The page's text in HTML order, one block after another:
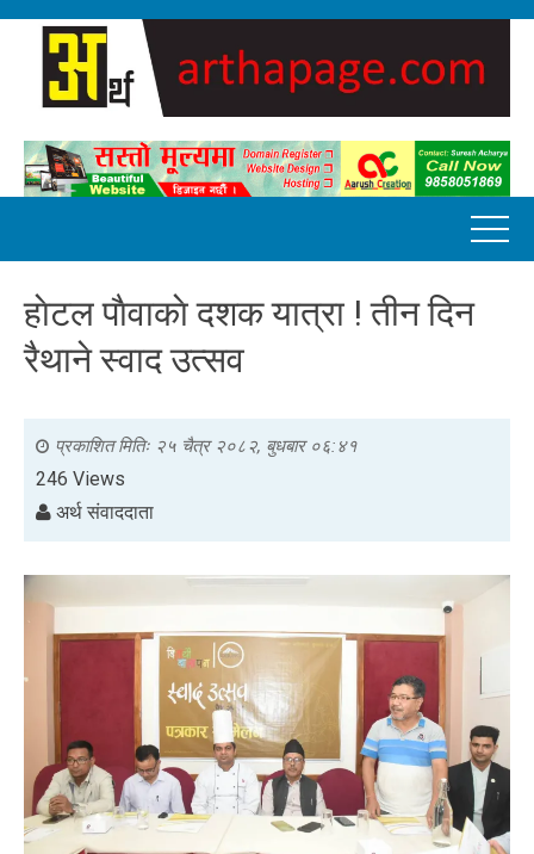
हाेटल पाैवाकाे दशक यात्रा ! तीन दिन
रैथाने स्वाद उत्सव
प्रकाशित मितिः २५ चैत्र २०८२, बुधबार ०६:४१
246 Views
अर्थ संवाददाता